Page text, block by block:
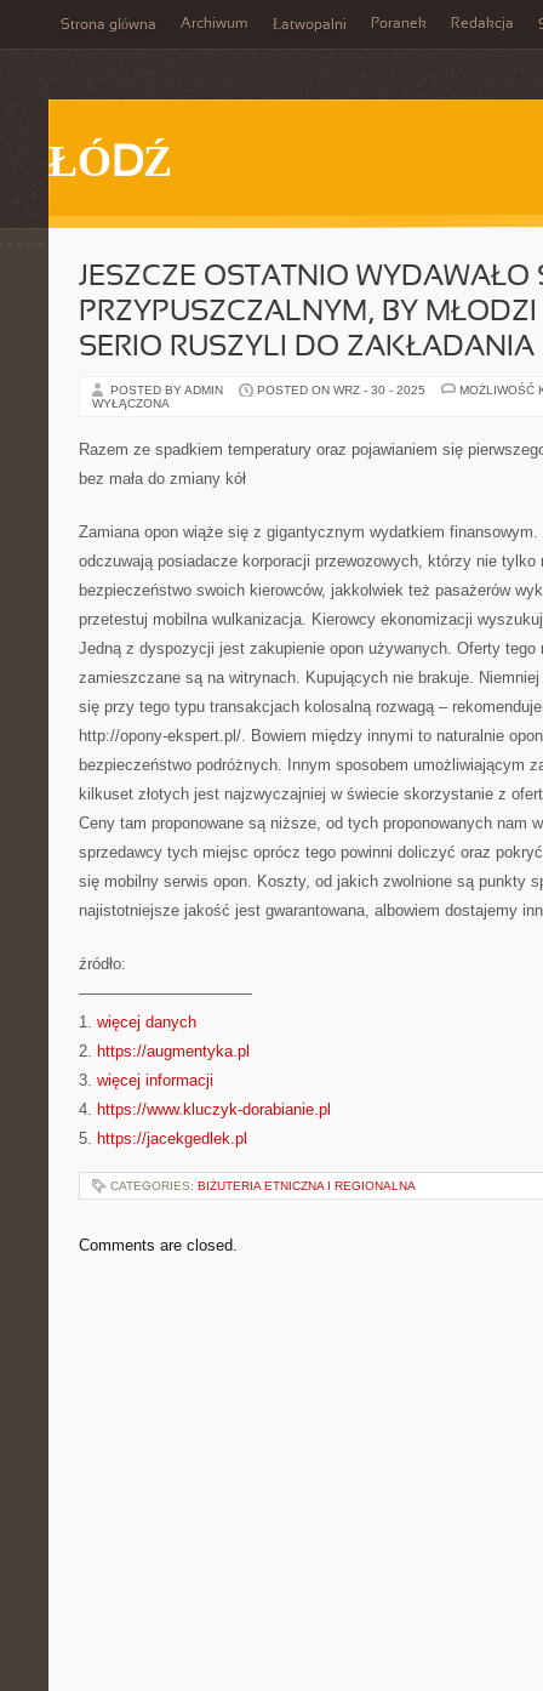
Strona główna Archiwum Łatwopalni Poranek Redakcja
ŁÓDŹ
JESZCZE OSTATNIO WYDAWAŁO
PRZYPUSZCZALNYM, BY
SERIO RUSZYLI DO ZAKŁADANIA
POSTED BY ADMIN POSTED ON WRZ - 30 - 2025
MOŻLIWOŚĆ
WYŁĄCZONA
Razem ze spadkiem temperatury oraz pojawianiem się
bez mała do zmiany kół
Zamiana opon wiąże się z gigantycznym wydatkiem finansowym.
odczuwają posiadacze korporacji przewozowych, którzy nie
bezpieczeństwo swoich kierowców, jakkolwiek też pasażerów
przetestuj mobilna wulkanizacja. Kierowcy ekonomizacji
Jedną z dyspozycji jest zakupienie opon używanych. Oferty tego
zamieszczane są na witrynach. Kupujących nie brakuje.
się przy tego typu transakcjach kolosalną rozwagą –
http://opony-ekspert.pl/. Bowiem między innymi to naturalnie
bezpieczeństwo podróżnych. Innym sposobem umożliwiającym
kilkuset złotych jest najzwyczajniej w świecie skorzystanie z
Ceny tam proponowane są niższe, od tych proponowanych nam
sprzedawcy tych miejsc oprócz tego powinni doliczyć oraz
się mobilny serwis opon. Koszty, od jakich zwolnione są punkty
najistotniejsze jakość jest gwarantowana, albowiem dostajemy
źródło:
———————————
1. więcej danych
2. https://augmentyka.pl
3. więcej informacji
4. https://www.kluczyk-dorabianie.pl
5. https://jacekgedlek.pl
CATEGORIES: BIŻUTERIA ETNICZNA I REGIONALNA
Comments are closed.